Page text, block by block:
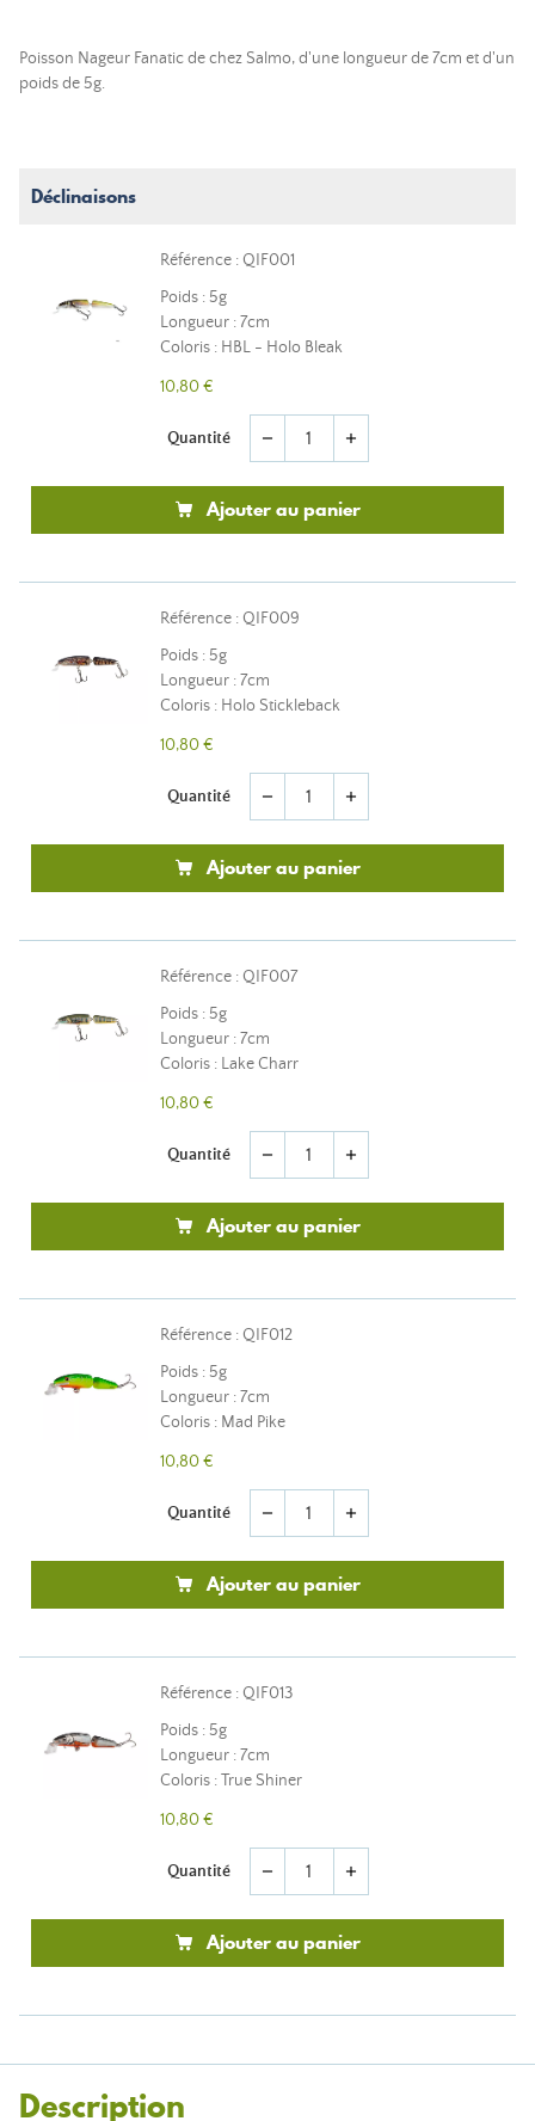
Poisson Nageur Fanatic de chez Salmo, d'une longueur de 7cm et d'un
poids de 5g.
Déclinaisons
Référence : QIF001
Poids : 5g
Longueur : 7cm
Coloris : HBL - Holo Bleak
10,80 €
Quantité remove add
Ajouter au panier
Référence : QIF009
Poids : 5g
Longueur : 7cm
Coloris : Holo Stickleback
10,80 €
Quantité remove add
Ajouter au panier
Référence : QIF007
Poids : 5g
Longueur : 7cm
Coloris : Lake Charr
10,80 €
Quantité remove add
Ajouter au panier
Référence : QIF012
Poids : 5g
Longueur : 7cm
Coloris : Mad Pike
10,80 €
Quantité remove add
Ajouter au panier
Référence : QIF013
Poids : 5g
Longueur : 7cm
Coloris : True Shiner
10,80 €
Quantité remove add
Ajouter au panier
Description